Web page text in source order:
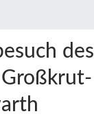
des